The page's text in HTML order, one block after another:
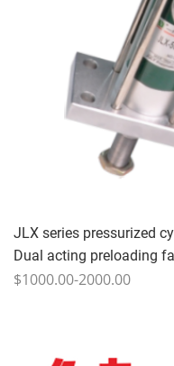
JLX series pressurized
Dual acting preloading
good synchronization
$1000.00-2000.00